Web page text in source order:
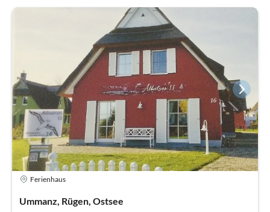
Ferienhaus
Ummanz, Rügen, Ostsee